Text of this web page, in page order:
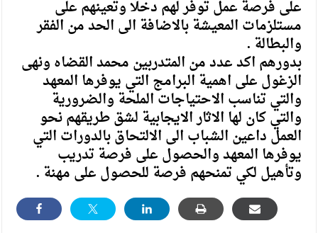
على فرصة عمل توفر لهم دخلًا وتعينهم على
مستلزمات المعيشة بالاضافة الى الحد من الفقر
والبطالة .
بدورهم اكد عدد من المتدربين محمد القضاه ونهى
الزغول على اهمية البرامج التي يوفرها المعهد
والتي تناسب الاحتياجات الملحة والضرورية
والتي كان لها الاثار الايجابية لشق طريقهم نحو
العمل داعين الشباب الى الالتحاق بالدورات التي
يوفرها المعهد والحصول على فرصة تدريب
وتأهيل لكي تمنحهم فرصة للحصول على مهنة .